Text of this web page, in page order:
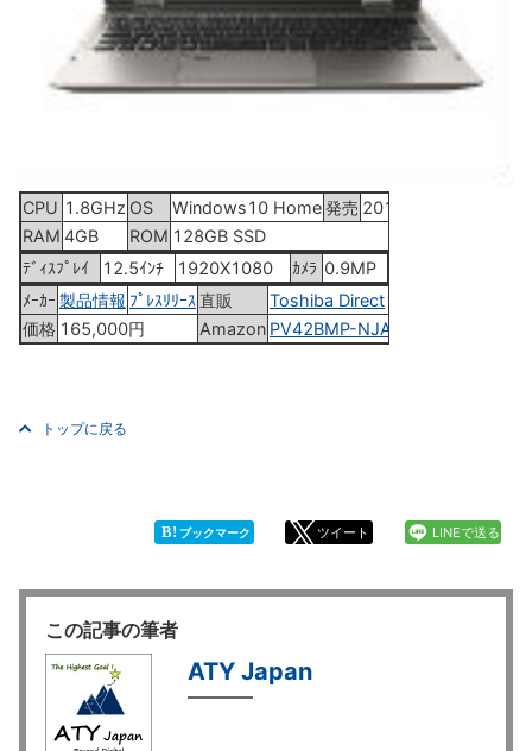
CPU 1.8GHz OS Windows10 Home発売 2016年12月9日
RAM 4GB ROM 128GB SSD
ﾃﾞｨｽﾌﾟﾚｲ
12.5ｲﾝﾁ 1920X1080 ｶﾒﾗ 0.9MP
ﾒｰｶｰ 製品情報 ﾌﾟﾚｽﾘﾘｰｽ直販
Toshiba Direct
価格 165,000円 Amazon PV42BMP-NJA
トップに戻る
B! ブックマーク ツイート LINEで送る
この記事の筆者
ATY Japan